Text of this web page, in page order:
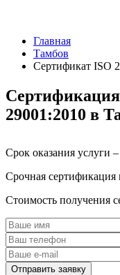
Главная
Тамбов
Сертификат ISO
29001:2010 в
Срок оказания услуги
Срочная сертификация
Стоимость получения